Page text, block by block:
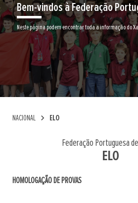
Bem-vindos à Federação
Neste página podem encontrar toda a informação do
NACIONAL chevron_right ELO
Federação Portuguesa
ELO
HOMOLOGAÇÃO DE PROVAS